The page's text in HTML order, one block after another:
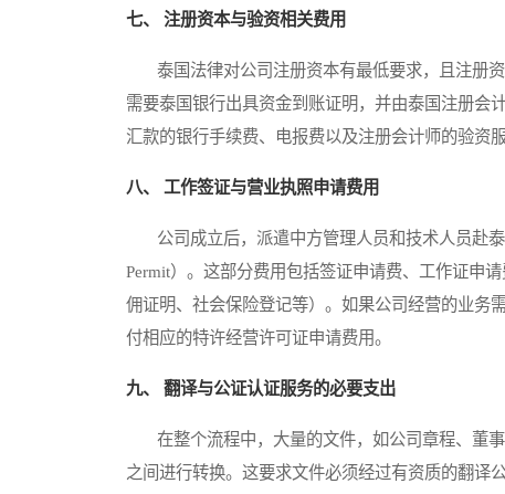
七、 注册资本与验资相关费用
泰国法律对公司注册资本有最低要求，且注册资
需要泰国银行出具资金到账证明，并由泰国注册会
汇款的银行手续费、电报费以及注册会计师的验资
八、 工作签证与营业执照申请费用
公司成立后，派遣中方管理人员和技术人员赴泰
Permit）。这部分费用包括签证申请费、工作证申
佣证明、社会保险登记等）。如果公司经营的业务
付相应的特许经营许可证申请费用。
九、 翻译与公证认证服务的必要支出
在整个流程中，大量的文件，如公司章程、董事
之间进行转换。这要求文件必须经过有资质的翻译